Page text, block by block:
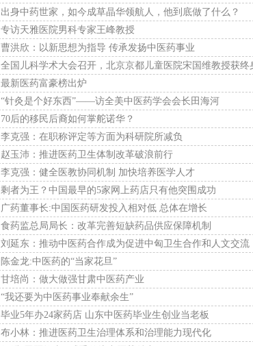
出身中药世家，如今成草晶华领航人，他到底做了什么？
专访天雅医院男科专家王峰教授
曹洪欣：以新思想为指导 传承发扬中医药事业
全国儿科学术大会召开，北京京都儿童医院宋国维教授获终
最新医药富豪榜出炉
“针灸是个好东西”——访全美中医药学会会长田海河
70后的移民后裔如何掌舵诺华？
李克强：在职称评定等方面为科研院所减负
赵玉沛：推进医药卫生体制改革破浪前行
李克强：健全医教协同机制 加快培养医学人才
剩者为王？中国最早的5家网上药店只有他突围成功
广药董事长:中国医药研发投入相对低 总体在增长
食药监总局局长：改革完善短缺药品供应保障机制
刘延东：推动中医药合作成为促进中匈卫生合作和人文交流
陈金龙:中医药的“当家花旦”
甘培尚：做大做强甘肃中医药产业
“我还要为中医药事业奉献余生”
毕业5年办24家药店 山东中医药毕业生创业当老板
布小林：推进医药卫生治理体系和治理能力现代化